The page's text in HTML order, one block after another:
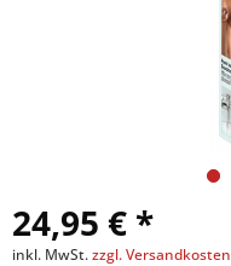
24,95 € *
inkl. MwSt.zzgl. Versandkosten